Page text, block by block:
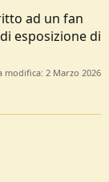
ad un fan
esposizione di
modifica: 2 Marzo 2026